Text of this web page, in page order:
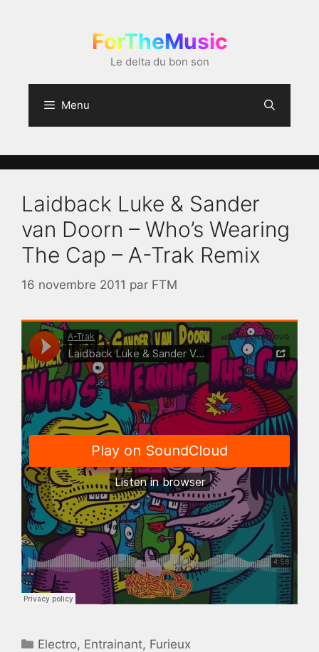
ForTheMusic
Le delta du bon son
Menu
Laidback Luke & Sander
van Doorn – Who’s Wearing
The Cap – A-Trak Remix
16 novembre 2011 par FTM
Catégories
Electro, Entrainant, Furieux